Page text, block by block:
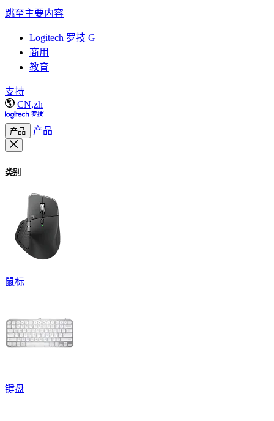
跳至主要内容
Logitech 罗技 G
商用
教育
支持
CN,zh
产品 产品
类别
鼠标
键盘